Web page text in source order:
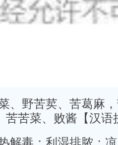
、野苦荬、苦葛麻
苦苦菜、败酱【汉语